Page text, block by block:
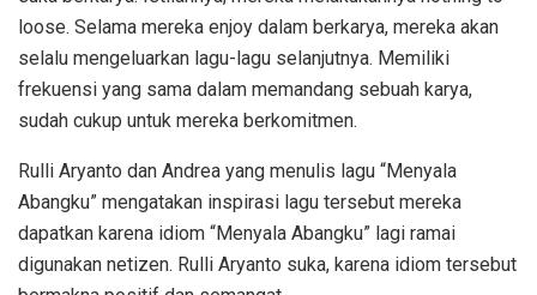
loose. Selama mereka enjoy dalam berkarya, mereka akan
selalu mengeluarkan lagu-lagu selanjutnya. Memiliki
frekuensi yang sama dalam memandang sebuah karya,
sudah cukup untuk mereka berkomitmen.
Rulli Aryanto dan Andrea yang menulis lagu “Menyala
Abangku” mengatakan inspirasi lagu tersebut mereka
dapatkan karena idiom “Menyala Abangku” lagi ramai
digunakan netizen. Rulli Aryanto suka, karena idiom tersebut